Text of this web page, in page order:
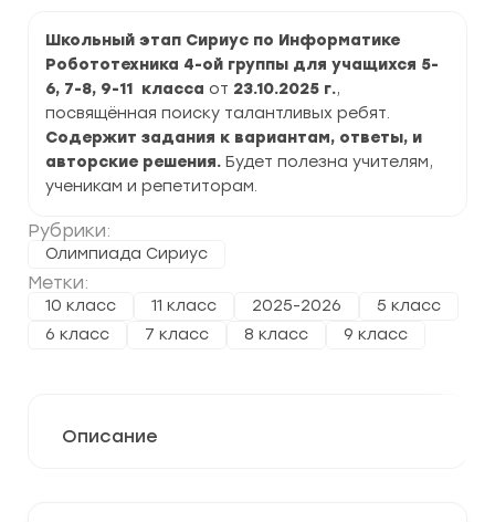
Школьный этап Сириус по Информатике
Робототехника 4-ой группы для учащихся 5-
6, 7-8, 9-11 класса от 23.10.2025 г.,
посвящённая поиску талантливых ребят.
Содержит задания к вариантам, ответы, и
авторские решения. Будет полезна учителям,
ученикам и репетиторам.
Рубрики:
Олимпиада Сириус
Метки:
10 класс 11 класс 2025-2026
5 класс
6 класс
7 класс 8 класс 9 класс
Робототехника
для
4-
ой
группы
2025-
2026
г.
задания
Описание